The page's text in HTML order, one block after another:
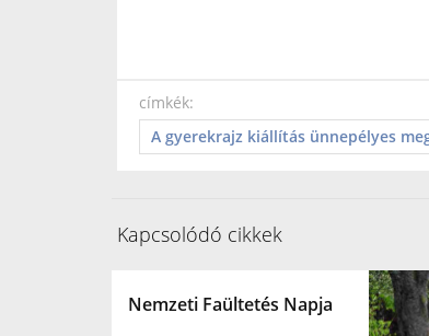
címkék:
A gyerekrajz kiállítás ünnepélyes
Kapcsolódó cikkek
Nemzeti Faültetés Napja